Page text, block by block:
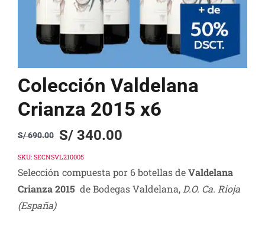
Colección Valdelana
Crianza 2015 x6
S/690.00
Original
price
was:
S/ 690.00.
S/340.00
Current
price
is:
S/ 340.00.
SKU: SECNSVL210005
Selección compuesta por 6 botellas deValdelana
Crianza 2015 de Bodegas Valdelana, D.O. Ca. Rioja
(España)